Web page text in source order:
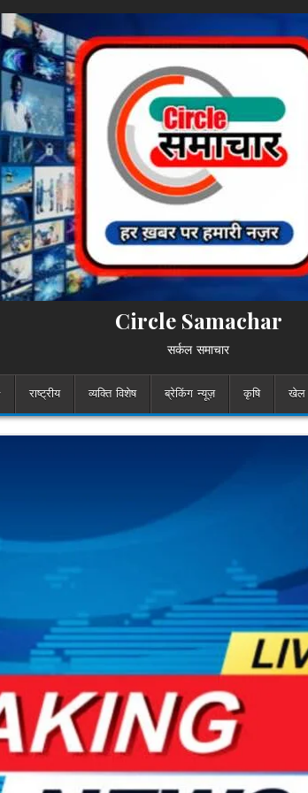
Circle Samachar
सर्कल समाचार
राष्ट्रीय व्यक्ति विशेष ब्रेकिंग न्यूज़ कृषि खेल